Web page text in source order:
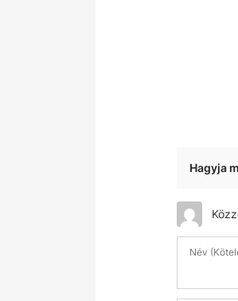
Hagyja
Név